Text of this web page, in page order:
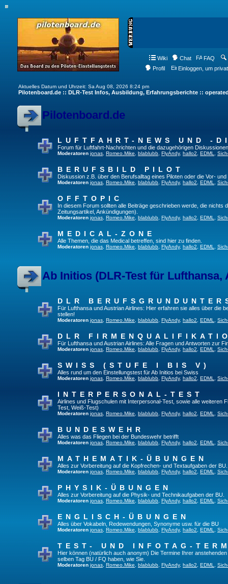
Wiki Chat FAQ
Profil
Einloggen, um
Aktuelles Datum und Uhrzeit: Sa Aug 08, 2026 8:24 pm
Pilotenboard.de :: DLR-Test Infos, Ausbildung, Erfahrungsberichte ::
Pilotenboard.de
LUFTFAHRT-NEWS UND -
Forum für Luftfahrt-Nachrichten und die dazugehörigen
Moderatoren jonas Romeo.Mike blablubb FlyAndy, hallo2 EDML
BERUFSBILD PILOT
Diskussion z.B. über den Berufsalltag eines Piloten oder die Vor-
Moderatoren jonas Romeo.Mike blablubb FlyAndy, hallo2 EDML
OFFTOPIC
In diesem Forum sollten alle Beiträge geschrieben werde, die
Zeitungsartikel, Ankündigungen).
Moderatoren jonas Romeo.Mike blablubb FlyAndy, hallo2 EDML
MEDICAL-ZONE
Alle Themen, die das Medical betreffen, sind hier zu finden.
Moderatoren jonas Romeo.Mike blablubb FlyAndy, hallo2 EDML
Ab Initios (DLR-Test für Lufthansa,
DLR
Für Lufthansa und Austrian Airlines: Hier erfahren sie alles über die
stellen!
Moderatoren jonas Romeo.Mike blablubb FlyAndy, hallo2 EDML
DLR
Für Lufthansa und Austrian Airlines: Alle Fragen und Antworten zur
Moderatoren jonas Romeo.Mike blablubb FlyAndy, hallo2 EDML
SWISS (STUFE I BIS V)
Alles rund um den Einstellungstest für Ab Initios bei Swiss
Moderatoren jonas Romeo.Mike blablubb FlyAndy, hallo2 EDML
INTERPERSONAL-TEST
Airlines und Flugschulen mit Interpersonal-Test, sowie alle weiteren
Test, Weiß-Test)
Moderatoren jonas Romeo.Mike blablubb FlyAndy, hallo2 EDML
BUNDESWEHR
Alles was das Fliegen bei der Bundeswehr betrifft
Moderatoren jonas Romeo.Mike blablubb FlyAndy, hallo2 EDML
MATHEMATIK-ÜBUNGEN
Alles zur Vorbereitung auf die Kopfrechen- und Textaufgaben der BU.
Moderatoren jonas Romeo.Mike blablubb FlyAndy, hallo2 EDML
PHYSIK-ÜBUNGEN
Alles zur Vorbereitung auf die Physik- und Technikaufgaben der BU.
Moderatoren jonas Romeo.Mike blablubb FlyAndy, hallo2 EDML
ENGLISCH-ÜBUNGEN
Alles über Vokabeln, Redewendungen, Synonyme usw. für die BU
Moderatoren jonas Romeo.Mike blablubb FlyAndy, hallo2 EDML
TEST- UND INFOTAG-
Hier können (natürlich auch anonym) Die Termine Ihrer
selben Tag BU / FQ haben, wie Sie.
Moderatoren jonas Romeo.Mike blablubb FlyAndy, hallo2 EDML